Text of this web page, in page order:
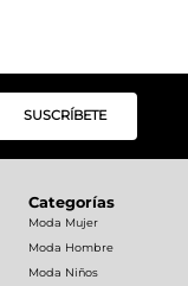
SUSCRÍBETE
Categorías
Moda Mujer
Moda Hombre
Moda Niños